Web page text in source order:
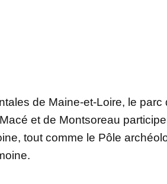
de Maine-et-Loire, le parc
et de Montsoreau
tout comme le Pôle